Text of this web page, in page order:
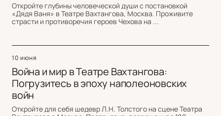
Откройте глубины человеческой души с постановкой
«Дядя Ваня» в Театре Вахтангова, Москва. Проживите
страсти и противоречия героев Чехова на ...
10 июня
Война и мир в Театре Вахтангова:
Погрузитесь в эпоху наполеоновских
войн
Откройте для себя шедевр Л.Н. Толстого на сцене Театра